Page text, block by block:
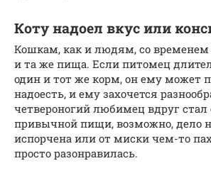
Коту надоел вкус или
Кошкам, как и людям, со временем
и та же пища. Если питомец
один и тот же корм, он ему может
надоесть, и ему захочется
четвероногий любимец вдруг стал
привычной пищи, возможно, дело
испорчена или от миски чем-то
просто разонравилась.